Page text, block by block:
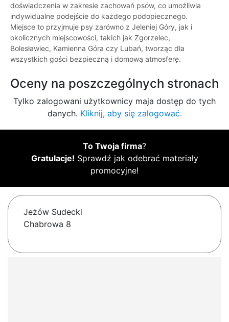
doświadczenia w zakresie zachowań psów, co umożliwia
indywidualne podejście do każdego podopiecznego.
Miejsce to przyjmuje psy zarówno z Jeleniej Góry, jak i
okolicznych miejscowości, takich jak Zgorzelec,
Bolesławiec, Kamienna Góra czy Lubań, tworząc dla
wszystkich gości bezpieczną i domową atmosferę.
Oceny na poszczególnych stronach
Tylko zalogowani użytkownicy maja dostęp do tych
danych. Kliknij, aby się zalogować.
To Twoja firma?
Gratulacje! Sprawdź jak odebrać materiały
promocyjne!
Jeżów Sudecki
Chabrowa 8